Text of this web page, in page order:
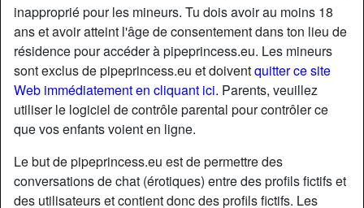
inapproprié pour les mineurs. Tu dois avoir au moins 18
ans et avoir atteint l'âge de consentement dans ton lieu de
résidence pour accéder à pipeprincess.eu. Les mineurs
sont exclus de pipeprincess.eu et doiventquitter ce site
Web immédiatement en cliquant ici. Parents, veuillez
utiliser le logiciel de contrôle parental pour contrôler ce
que vos enfants voient en ligne.
Le but de pipeprincess.eu est de permettre des
conversations de chat (érotiques) entre des profils fictifs et
des utilisateurs et contient donc des profils fictifs. Les